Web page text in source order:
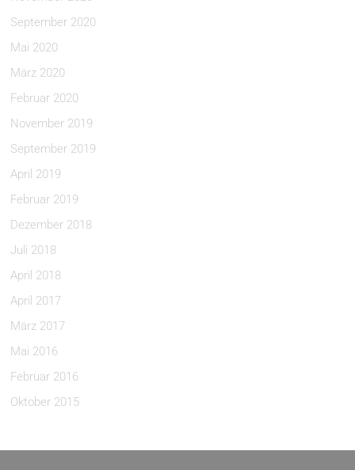
September 2020
Mai 2020
März 2020
Februar 2020
November 2019
September 2019
April 2019
Februar 2019
Dezember 2018
Juli 2018
April 2018
April 2017
März 2017
Mai 2016
Februar 2016
Oktober 2015